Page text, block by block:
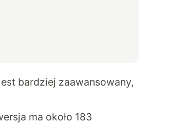
bardziej zaawansowany,
ma około 183